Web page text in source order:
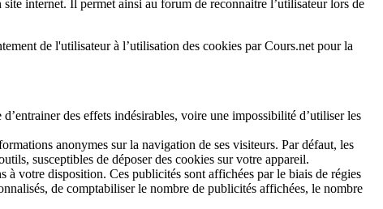
internet. Il permet ainsi au forum de reconnaitre l’utilisateur lors de
de l'utilisateur à l’utilisation des cookies par Cours.net pour la
des effets indésirables, voire une impossibilité d’utiliser les
anonymes sur la navigation de ses visiteurs. Par défaut, les
susceptibles de déposer des cookies sur votre appareil.
votre disposition. Ces publicités sont affichées par le biais de régies
de comptabiliser le nombre de publicités affichées, le nombre